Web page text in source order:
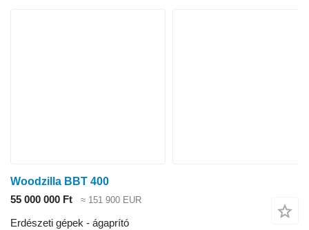
Woodzilla BBT 400
55 000 000 Ft
≈ 151 900 EUR
Erdészeti gépek - ágaprító